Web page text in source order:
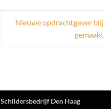
Nieuwe opdrachtgever blij
gemaakt
Schildersbedrijf Den Haag